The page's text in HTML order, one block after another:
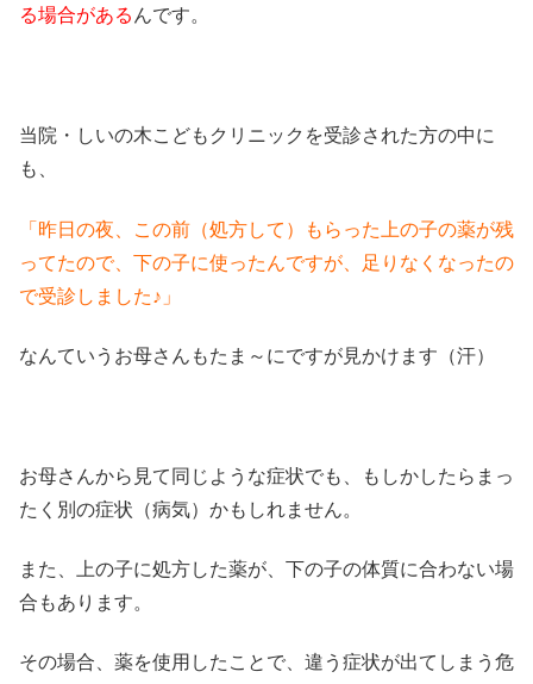
る場合がある んです。
当院・しいの木こどもクリニックを受診された方の中に
も、
「昨日の夜、この前（処方して）もらった上の子の薬が残
ってたので、下の子に使ったんですが、足りなくなったの
で受診しました♪」
なんていうお母さんもたま～にですが見かけます（汗）
お母さんから見て同じような症状でも、もしかしたらまっ
たく別の症状（病気）かもしれません。
また、上の子に処方した薬が、下の子の体質に合わない場
合もあります。
その場合、薬を使用したことで、違う症状が出てしまう危